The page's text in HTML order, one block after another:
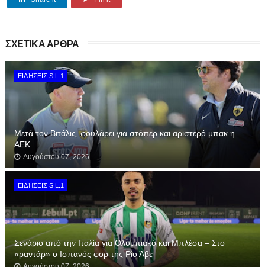
ΣΧΕΤΙΚΑ ΑΡΘΡΑ
ΕΙΔΉΣΕΙΣ S.L.1
Μετά τον Βιτάλις, φουλάρει για στόπερ και αριστερό μπακ η
ΑΕΚ
Αυγούστου 07, 2026
ΕΙΔΉΣΕΙΣ S.L.1
Σενάριο από την Ιταλία για Ολυμπιακό και Μπλέσα – Στο
«ραντάρ» ο Ισπανός φορ της Ρίο Άβε